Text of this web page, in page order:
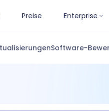
Preise Enterprise
Software-